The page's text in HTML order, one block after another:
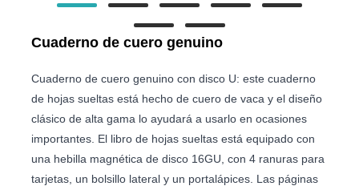
Cuaderno de cuero genuino
Cuaderno de cuero genuino con disco U: este cuaderno
de hojas sueltas está hecho de cuero de vaca y el diseño
clásico de alta gama lo ayudará a usarlo en ocasiones
importantes. El libro de hojas sueltas está equipado con
una hebilla magnética de disco 16GU, con 4 ranuras para
tarjetas, un bolsillo lateral y un portalápices. Las páginas